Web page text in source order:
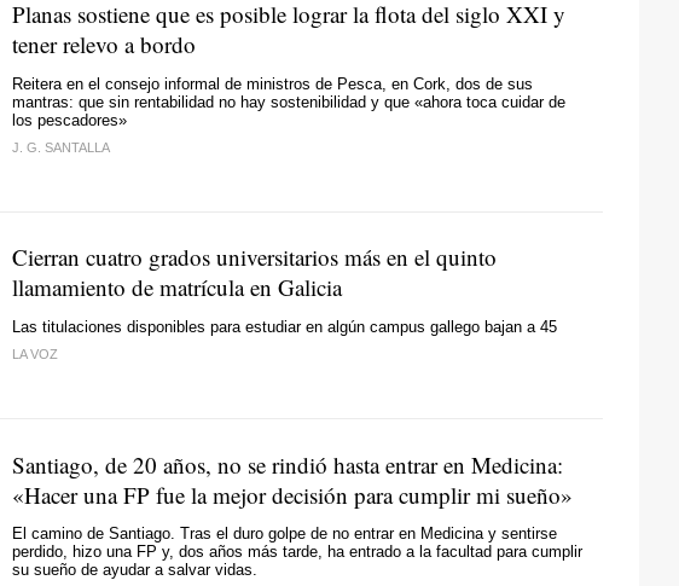
Planas sostiene que es posible lograr la flota del siglo XXI y
tener relevo a bordo
Reitera en el consejo informal de ministros de Pesca, en Cork, dos de sus
mantras: que sin rentabilidad no hay sostenibilidad y que «ahora toca cuidar de
los pescadores»
J. G. SANTALLA
Cierran cuatro grados universitarios más en el quinto
llamamiento de matrícula en Galicia
Las titulaciones disponibles para estudiar en algún campus gallego bajan a 45
LA VOZ
Santiago, de 20 años, no se rindió hasta entrar en Medicina:
«Hacer una FP fue la mejor decisión para cumplir mi sueño»
El camino de Santiago. Tras el duro golpe de no entrar en Medicina y sentirse
perdido, hizo una FP y, dos años más tarde, ha entrado a la facultad para cumplir
su sueño de ayudar a salvar vidas.